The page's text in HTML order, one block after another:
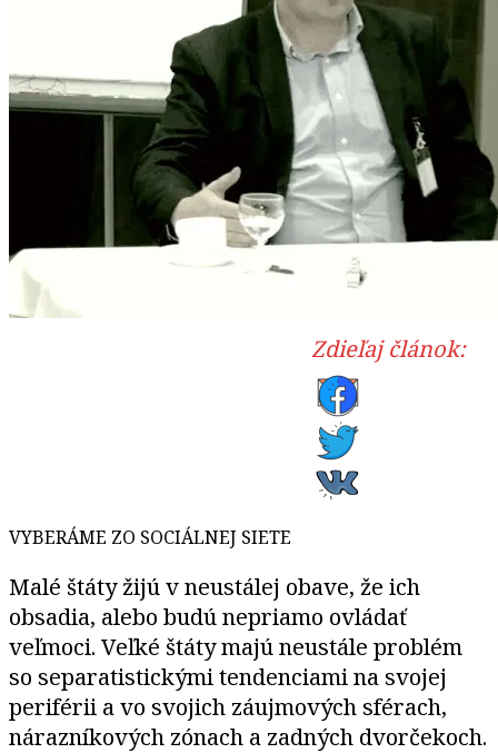
Zdieľaj článok:
VYBERÁME ZO SOCIÁLNEJ SIETE
Malé štáty žijú v neustálej obave, že ich
obsadia, alebo budú nepriamo ovládať
veľmoci. Veľké štáty majú neustále problém
so separatistickými tendenciami na svojej
periférii a vo svojich záujmových sférach,
nárazníkových zónach a zadných dvorčekoch.